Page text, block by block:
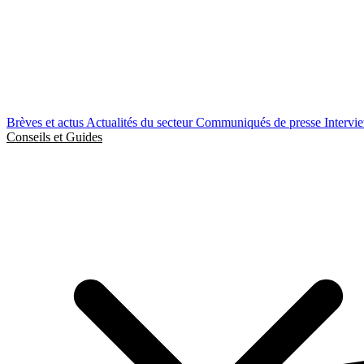
Brèves et actus Actualités du secteurCommuniqués de presse
Conseils et Guides